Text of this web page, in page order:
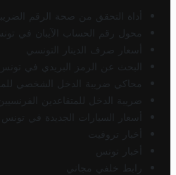
أداة التحقق من صحة الرقم
محول رقم الحساب الآيبان في
أسعار صرف الدينار التونسي
البحث عن الرمز البريدي في تونس
محاكي ضريبة الدخل الشخصي
ضريبة الدخل للمتقاعدين
أسعار السيارات الجديدة في تونس
أخبار تروفيت
أخبار تونس
رابط خلفي مجاني